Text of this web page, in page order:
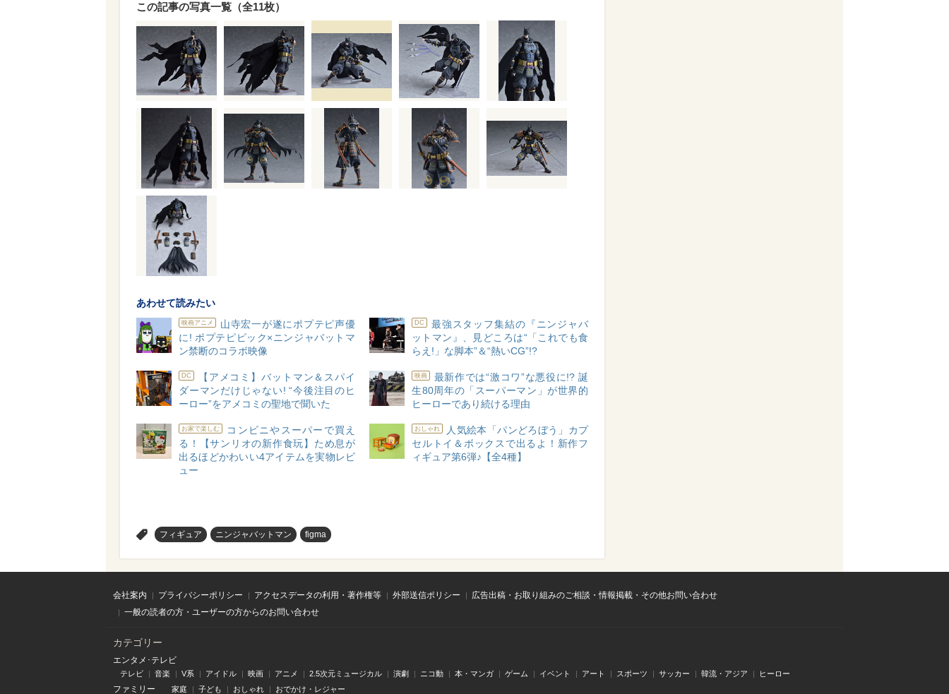
この記事の写真一覧（全11枚）
あわせて読みたい
映画アニメ
山寺宏一が遂にポプテピ声優
に! ポプテピピック×ニンジャバットマ
ン禁断のコラボ映像
DC
最強スタッフ集結の『ニンジャバ
ットマン』、見どころは“「これでも食
らえ!」な脚本”＆“熱いCG”!?
DC
【アメコミ】バットマン＆スパイ
ダーマンだけじゃない! “今後注目のヒ
ーロー”をアメコミの聖地で聞いた
映画
最新作では“激コワ”な悪役に!? 誕
生80周年の「スーパーマン」が世界的
ヒーローであり続ける理由
お家で楽しむ
コンビニやスーパーで買え
る！【サンリオの新作食玩】ため息が
出るほどかわいい4アイテムを実物レビ
ュー
おしゃれ
人気絵本「パンどろぼう」カプ
セルトイ＆ボックスで出るよ！新作フ
ィギュア第6弾♪【全4種】
フィギュア ニンジャバットマン figma
会社案内 プライバシーポリシー アクセスデータの利用・著作権等 外部送信ポリシー
広告出稿・お取り組みのご相談・情報掲載・その他お問い合わせ
一般の読者の方・ユーザーの方からのお問い合わせ
カテゴリー
エンタメ･テレビ
テレビ 音楽 V系 アイドル 映画 アニメ 2.5次元ミュージカル 演劇 ニコ動 本・マンガ ゲーム イベント アート スポーツ サッカー 韓流・アジア ヒーロー
ファミリー 家庭 子ども おしゃれ おでかけ・レジャー